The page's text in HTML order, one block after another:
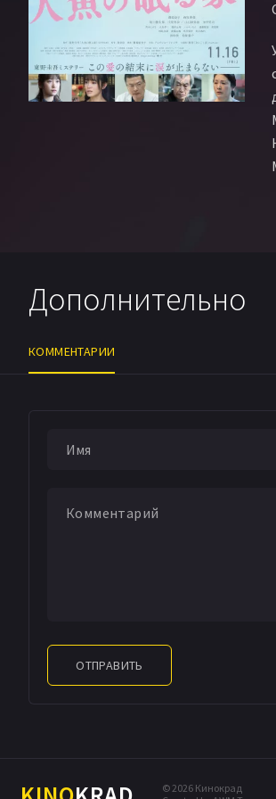
Дополнительно
КОММЕНТАРИИ
ОТПРАВИТЬ
© 2026 Кинокрад